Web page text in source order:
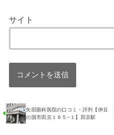
サイト
矢田眼科医院の口コミ・評判【伊豆
の国市田京１６５−１】田京駅